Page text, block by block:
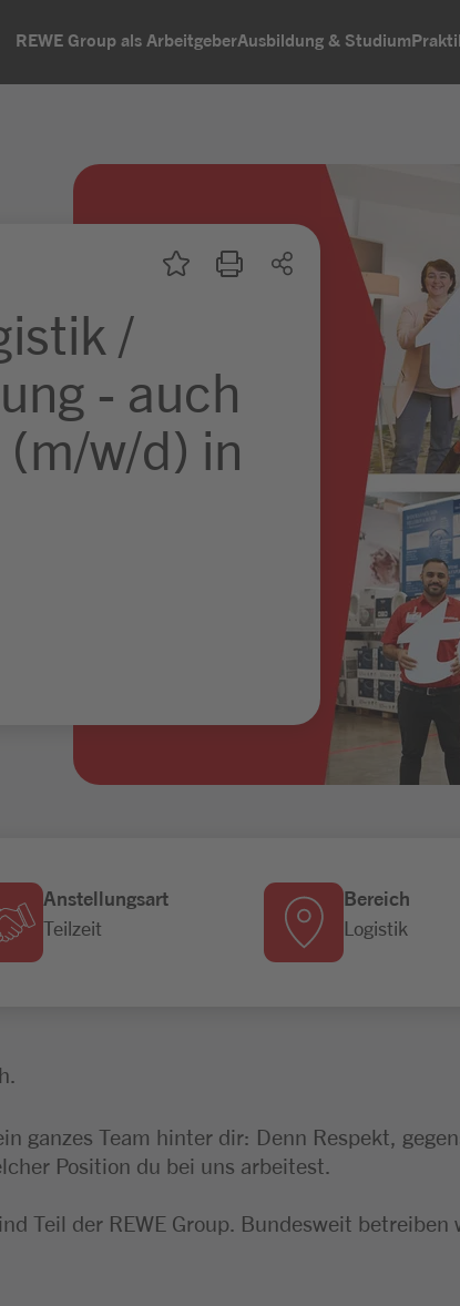
REWE Group als ArbeitgeberAusbildung & Studium
/
- auch
w/d) in
Anstellungsart
Teilzeit
Bereich
Logistik
ganzes Team hinter dir: Denn Respekt,
Position du bei uns arbeitest.
Teil der REWE Group. Bundesweit